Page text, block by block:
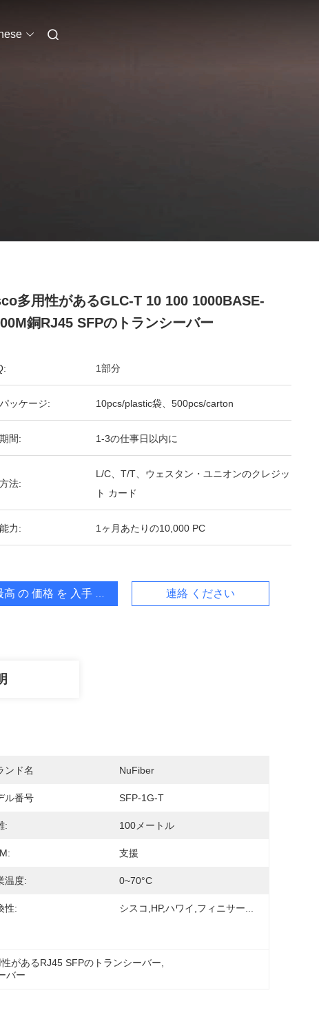
多用性があるGLC-T 10 100 1000BASE-
銅RJ45 SFPのトランシーバー
1部分
ッケージ: 10pcs/plastic袋、500pcs/carton
間: 1-3の仕事日以内に
法:
L/C、T/T、ウェスタン・ユニオンのクレジッ
ト カード
力: 1ヶ月あたりの10,000 PC
高 の 価格 を 入手 する 連絡 ください
ンド名 NuFiber
ル番号 SFP-1G-T
: 100メートル
支援
温度: 0~70°C
性: シスコ,HP,ハワイ,フィニサー...
があるRJ45 SFPのトランシーバー
バー